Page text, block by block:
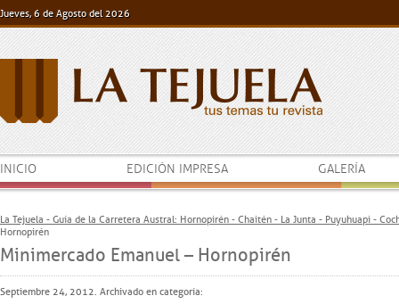
Jueves, 6 de Agosto del 2026
INICIO EDICIÓN IMPRESA GALERÍA
La Tejuela - Guía de la Carretera Austral: Hornopirén - Chaitén - La Junta - Puyuhuapi -
Hornopirén
Minimercado Emanuel – Hornopirén
Septiembre 24, 2012. Archivado en categoría: